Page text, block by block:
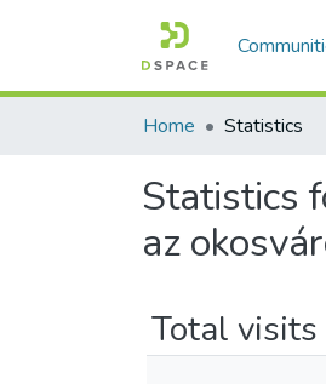
Home Statistics
Statistics
az
Total visits